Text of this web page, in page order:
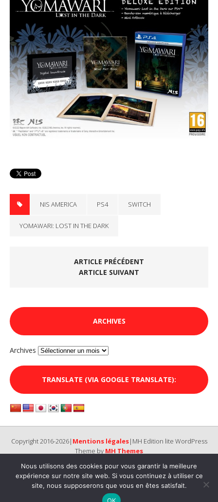
NIS AMERICA PS4 SWITCH
YOMAWARI: LOST IN THE DARK
ARTICLE PRÉCÉDENT
ARTICLE SUIVANT
ARCHIVES
Archives
TRANSLATE (VIA GOOGLE TRANSLATE):
Copyright 2016-2026| Mentions légales|MH Edition lite WordPress
Theme by MH Themes
Nous utilisons des cookies pour vous garantir la meilleure
expérience sur notre site web. Si vous continuez à utiliser ce
site, nous supposerons que vous en êtes satisfait.
OK